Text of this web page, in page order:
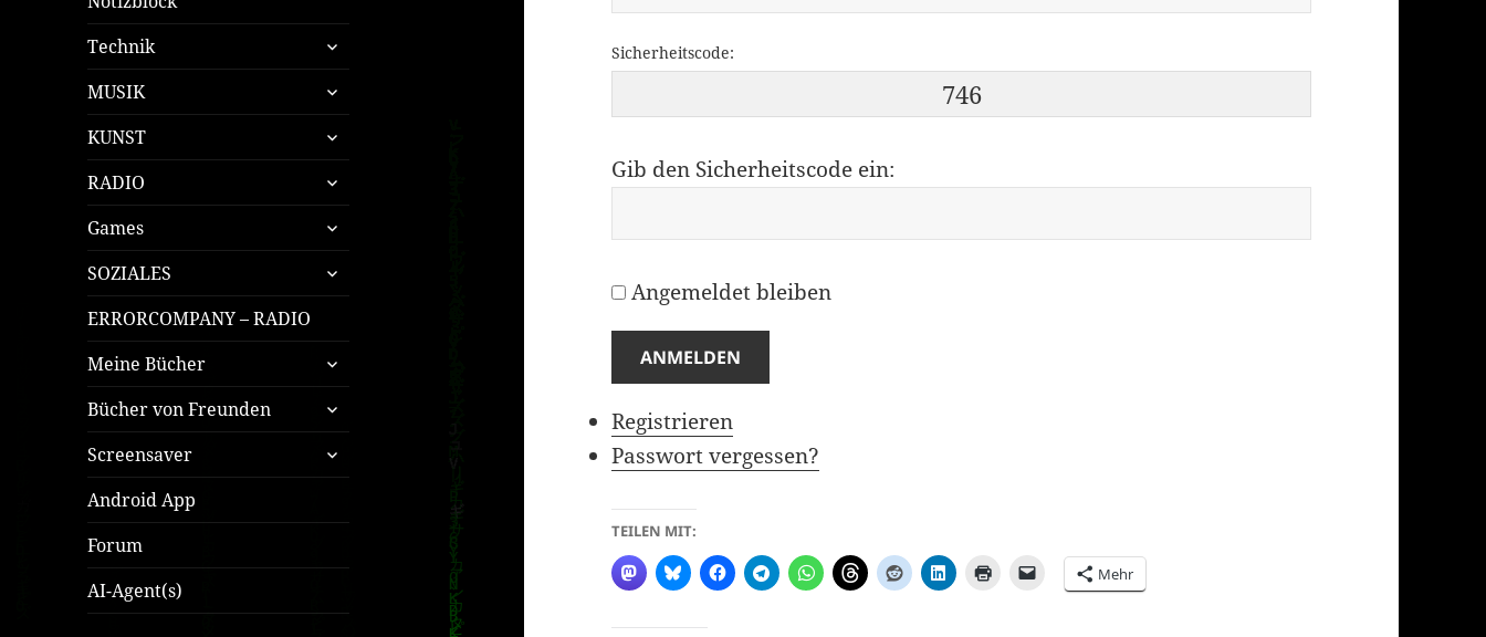
Technik
untermenü
öffnen
MUSIK
untermenü
öffnen
KUNST
untermenü
öffnen
RADIO
untermenü
öffnen
Games
untermenü
öffnen
SOZIALES
untermenü
öffnen
ERRORCOMPANY – RADIO
Meine Bücher
untermenü
öffnen
Bücher von Freunden
untermenü
öffnen
Screensaver
untermenü
öffnen
Android App
Forum
AI-Agent(s)
Sicherheitscode:
746
Gib den Sicherheitscode ein:
Angemeldet bleiben
ANMELDEN
Registrieren
Passwort vergessen?
TEILEN MIT:
Mehr